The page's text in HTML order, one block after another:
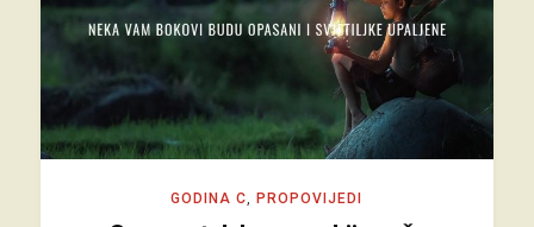
GODINA C ,PROPOVIJEDI